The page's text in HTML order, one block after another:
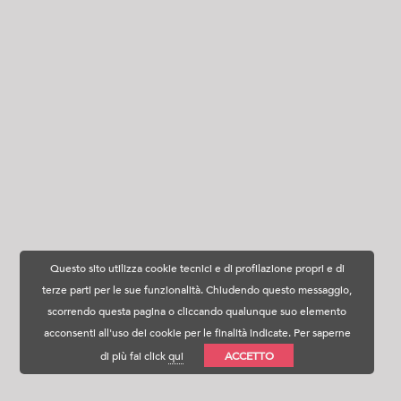
Questo sito utilizza cookie tecnici e di profilazione propri e di
terze parti per le sue funzionalità. Chiudendo questo messaggio,
scorrendo questa pagina o cliccando qualunque suo elemento
acconsenti all'uso dei cookie per le finalità indicate. Per saperne
di più fai clickqui ACCETTO